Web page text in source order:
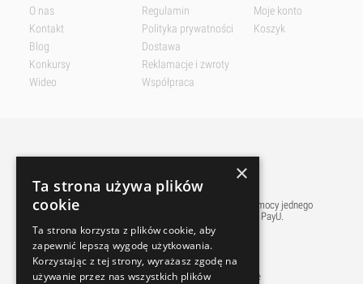
O nas
Kontakt
Blog
Konkursy
Wideo
Regulamin
Polityka prywatności
Dostawa
Reklamacje i zwroty
Współpraca
Moje konto
Koszyk
Płatnośći w naszym sklepie realizowane są przy pomocy jednego
z najpopularniejszych w polsce pośredników PayU.
Sprawne dostawy do tysięcy Paczkomatów w Polsce
×
Ta strona używa plików
cookie
Ta strona korzysta z plików cookie, aby
zapewnić lepszą wygodę użytkowania.
Korzystając z tej strony, wyrażasz zgodę na
używanie przez nas wszystkich plików